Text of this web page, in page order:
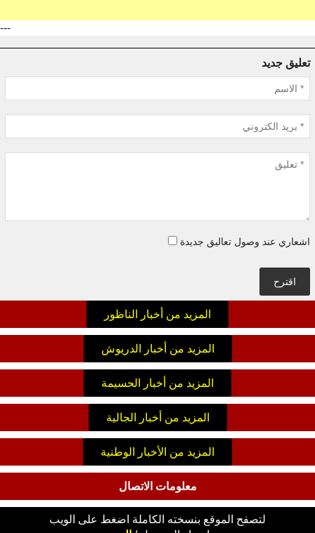
---
تعليق جديد
اشعاري عند وصول تعاليق جديدة
اقترح
المزيد من أخبار الناظور
المزيد من أخبار الدريوش
المزيد من أخبار الحسيمة
المزيد من أخبار الجالية
المزيد من الأخبار الوطنية
معلومات الاتصال
لتصفح الموقع بنسخته الكاملة اضغط على الويب